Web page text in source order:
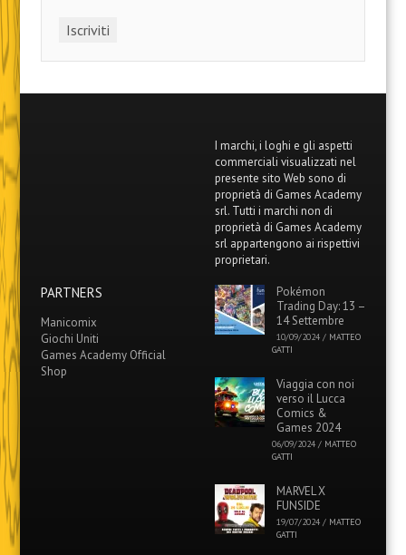
I marchi, i loghi e gli aspetti
commerciali visualizzati nel
presente sito Web sono di
proprietà di Games Academy
srl. Tutti i marchi non di
proprietà di Games Academy
srl appartengono ai rispettivi
proprietari.
PARTNERS
Manicomix
Giochi Uniti
Games Academy Official
Shop
Pokémon
Trading Day: 13 –
14 Settembre
10/09/2024 / MATTEO
GATTI
Viaggia con noi
verso il Lucca
Comics &
Games 2024
06/09/2024 / MATTEO
GATTI
MARVEL X
FUNSIDE
19/07/2024 / MATTEO
GATTI